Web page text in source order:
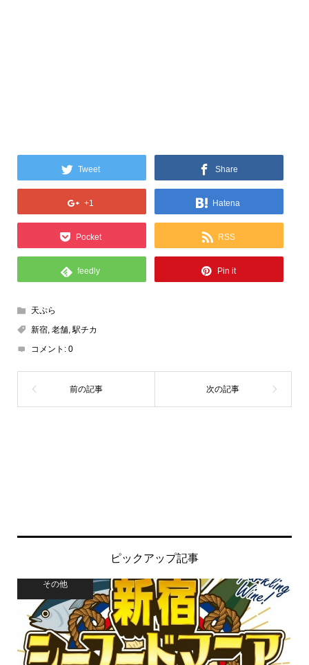
Tweet Share
+1 Hatena
Pocket RSS
feedly Pin it
天ぷら
新宿, 老舗, 駅チカ
コメント: 0
ピックアップ記事
その他